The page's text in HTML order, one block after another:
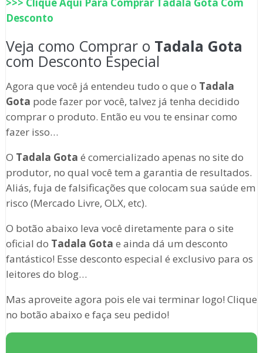
>>> Clique Aqui Para Comprar Tadala Gota Com
Desconto
Veja como Comprar o Tadala Gota
com Desconto Especial
Agora que você já entendeu tudo o que o Tadala
Gota pode fazer por você, talvez já tenha decidido
comprar o produto. Então eu vou te ensinar como
fazer isso…
O Tadala Gota é comercializado apenas no site do
produtor, no qual você tem a garantia de resultados.
Aliás, fuja de falsificações que colocam sua saúde em
risco (Mercado Livre, OLX, etc).
O botão abaixo leva você diretamente para o site
oficial do Tadala Gota e ainda dá um desconto
fantástico! Esse desconto especial é exclusivo para os
leitores do blog…
Mas aproveite agora pois ele vai terminar logo! Clique
no botão abaixo e faça seu pedido!